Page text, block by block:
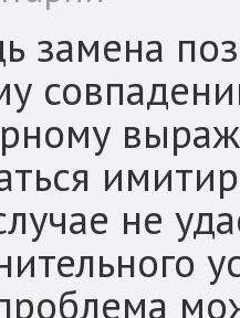
замена
не